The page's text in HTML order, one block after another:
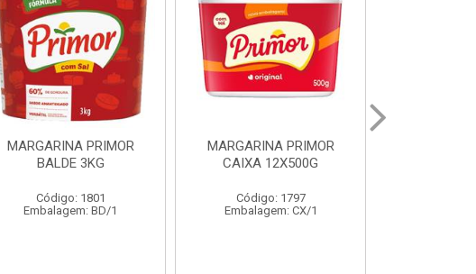
MARGARINA PRIMOR
CAIXA 12X500G
Código: 1797
Embalagem: CX/1
MARGARINA PRIMOR CX
24X250G
Código: 1921
Embalagem: CX/1